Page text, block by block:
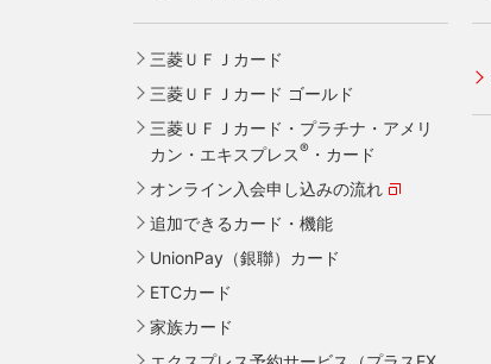
三菱ＵＦＪカード
三菱ＵＦＪカード ゴールド
三菱ＵＦＪカード・プラチナ・アメリ
カン・エキスプレス® ・カード
オンライン入会申し込みの流れ
追加できるカード・機能
UnionPay（銀聯）カード
ETCカード
家族カード